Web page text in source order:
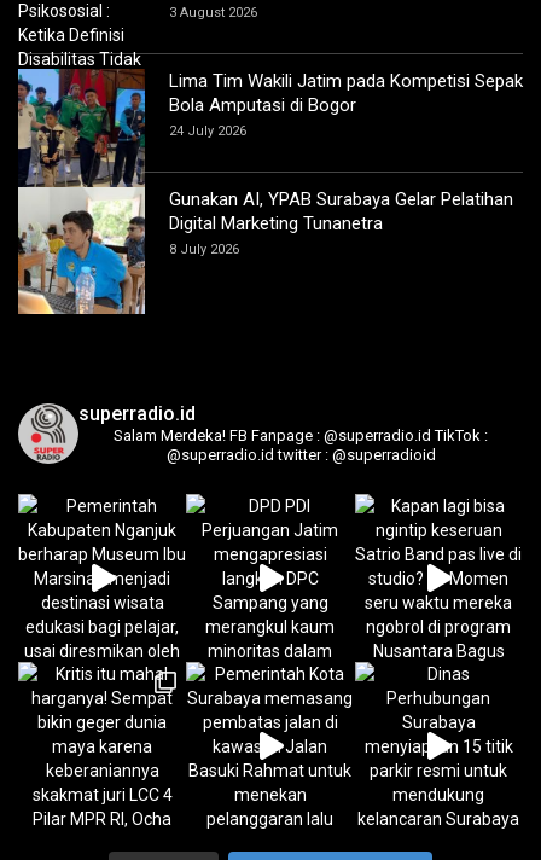
3 August 2026
Lima Tim Wakili Jatim pada Kompetisi Sepak
Bola Amputasi di Bogor
24 July 2026
Gunakan AI, YPAB Surabaya Gelar Pelatihan
Digital Marketing Tunanetra
8 July 2026
superradio.id
Salam Merdeka! FB Fanpage : @superradio.id TikTok :
@superradio.id twitter : @superradioid